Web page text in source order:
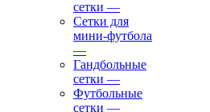
сетки —
Сетки для
мини-футбола
—
Гандбольные
сетки —
Футбольные
сетки —